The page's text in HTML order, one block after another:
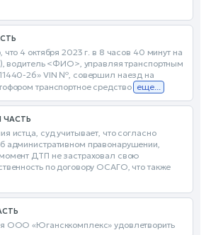
4 октября 2023 г. в 8 часов 40 минут на
водитель <ФИО>, управляя транспортным
26» VIN №, совершил наезд на
транспортное средство еще...
истца, суд учитывает, что согласно
административном правонарушении,
ДТП не застраховал свою
по договору ОСАГО, что также
ООО «Югансккомплекс» удовлетворить